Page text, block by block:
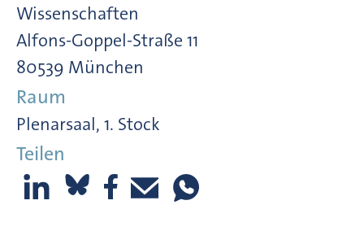
Wissenschaften
Alfons-Goppel-Straße 11
80539 München
Raum
Plenarsaal, 1. Stock
Teilen